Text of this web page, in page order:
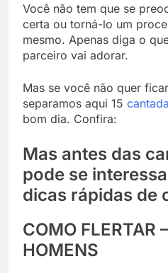
Você não tem que se
certa ou torná-lo um
mesmo. Apenas diga o
parceiro vai adorar.
Mas se você não quer
separamos aqui 15
bom dia. Confira:
Mas antes das
pode se
dicas rápidas de
COMO FLERTAR
HOMENS